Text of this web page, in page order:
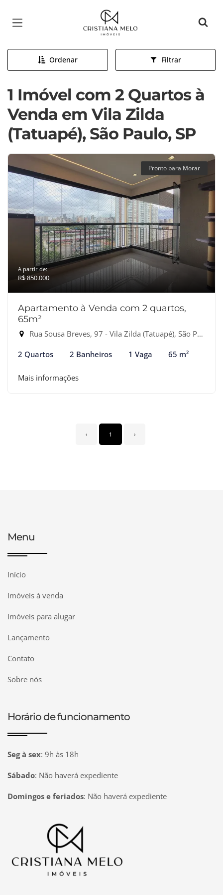
Página inicial
Ordenar Filtrar
1 Imóvel com 2 Quartos à
Venda em Vila Zilda
(Tatuapé), São Paulo, SP
Pronto para Morar
A partir de:
R$ 850.000
Apartamento à Venda com 2 quartos,
65m²
Rua Sousa Breves, 97 - Vila Zilda (Tatuapé), São Paulo-SP
2 Quartos 2 Banheiros 1 Vaga 65 m²
Mais informações
‹ 1 ›
Menu
Início
Imóveis à venda
Imóveis para alugar
Lançamento
Contato
Sobre nós
Horário de funcionamento
Seg à sex: 9h às 18h
Sábado: Não haverá expediente
Domingos e feriados: Não haverá expediente
Página inicial